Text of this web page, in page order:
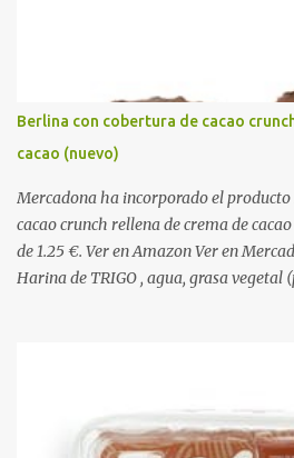
Berlina con cobertura de cacao
cacao (nuevo)
Mercadona ha incorporado el
cacao crunch rellena de crema de
de 1.25 €. Ver en Amazon Ver en
Harina de TRIGO , agua, grasa vegetal
antioxidante (E300). Relleno 27%:
(girasol), LECHE desnatada en polvo,